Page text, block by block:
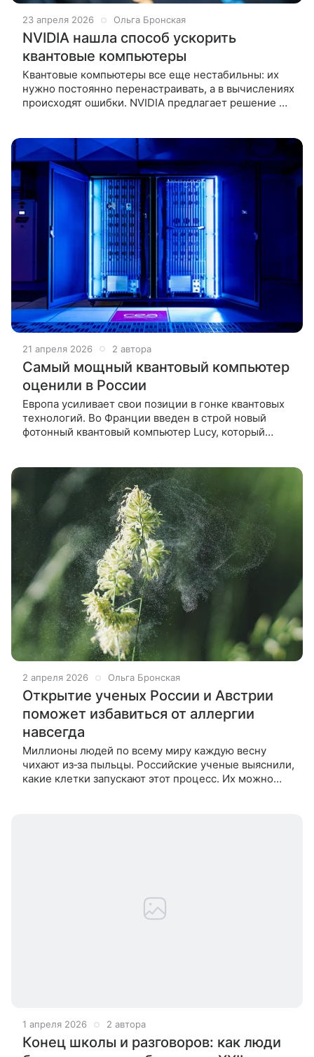
23 апреля 2026 Ольга Бронская
NVIDIA нашла способ ускорить
квантовые компьютеры
Квантовые компьютеры все еще нестабильны: их
нужно постоянно перенастраивать, а в вычислениях
происходят ошибки. NVIDIA предлагает решение —
21 апреля 2026 2 автора
Самый мощный квантовый компьютер
оценили в России
Европа усиливает свои позиции в гонке квантовых
технологий. Во Франции введен в строй новый
фотонный квантовый компьютер Lucy, который
2 апреля 2026 Ольга Бронская
Открытие ученых России и Австрии
поможет избавиться от аллергии
навсегда
Миллионы людей по всему миру каждую весну
чихают из‑за пыльцы. Российские ученые выяснили,
какие клетки запускают этот процесс. Их можно
1 апреля 2026 2 автора
Конец школы и разговоров: как люди